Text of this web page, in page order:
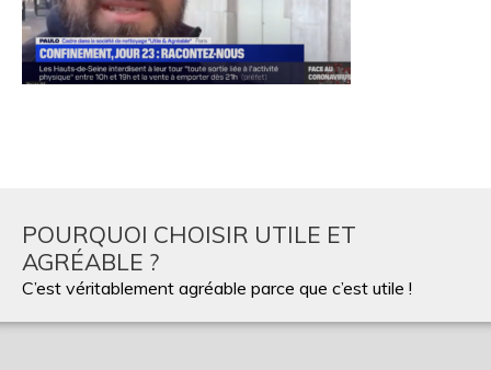
POURQUOI CHOISIR UTILE ET
AGRÉABLE ?
C’est véritablement agréable parce que c’est utile !